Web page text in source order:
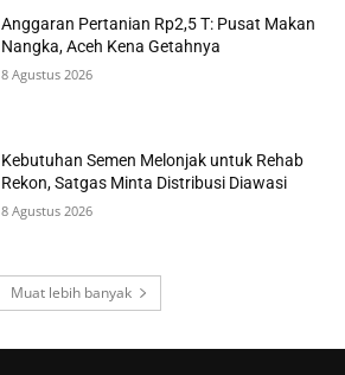
Anggaran Pertanian Rp2,5 T: Pusat Makan
Nangka, Aceh Kena Getahnya
8 Agustus 2026
Kebutuhan Semen Melonjak untuk Rehab
Rekon, Satgas Minta Distribusi Diawasi
8 Agustus 2026
Muat lebih banyak